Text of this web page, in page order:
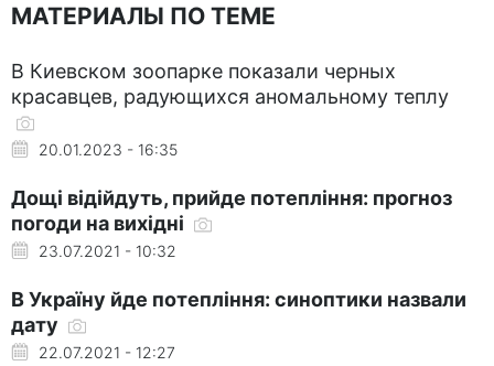
МАТЕРИАЛЫ ПО ТЕМЕ
В Киевском зоопарке показали черных
красавцев, радующихся аномальному теплу
20.01.2023 - 16:35
Дощі відійдуть, прийде потепління: прогноз
погоди на вихідні
23.07.2021 - 10:32
В Україну йде потепління: синоптики назвали
дату
22.07.2021 - 12:27